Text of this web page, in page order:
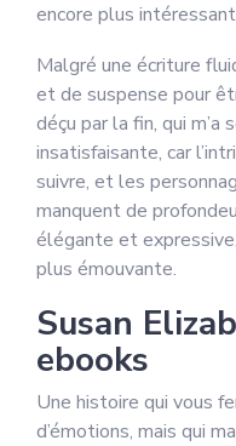
encore plus
Malgré une écriture
et de suspense pour
déçu par la fin, qui
insatisfaisante, car
suivre, et les
manquent de
élégante et
plus émouvante.
Susan
ebooks
Une histoire qui vous
d’émotions, mais qui